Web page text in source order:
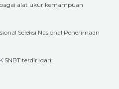
alat ukur kemampuan
Seleksi Nasional Penerimaan
SNBT terdiri dari: